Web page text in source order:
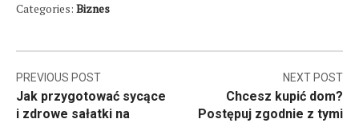
Categories: Biznes
Nawigacja
wpisu
PREVIOUS POST
Jak przygotować sycące
i zdrowe sałatki na
NEXT POST
Chcesz kupić dom?
Postępuj zgodnie z tymi